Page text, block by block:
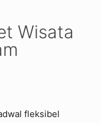
Wisata
fleksibel